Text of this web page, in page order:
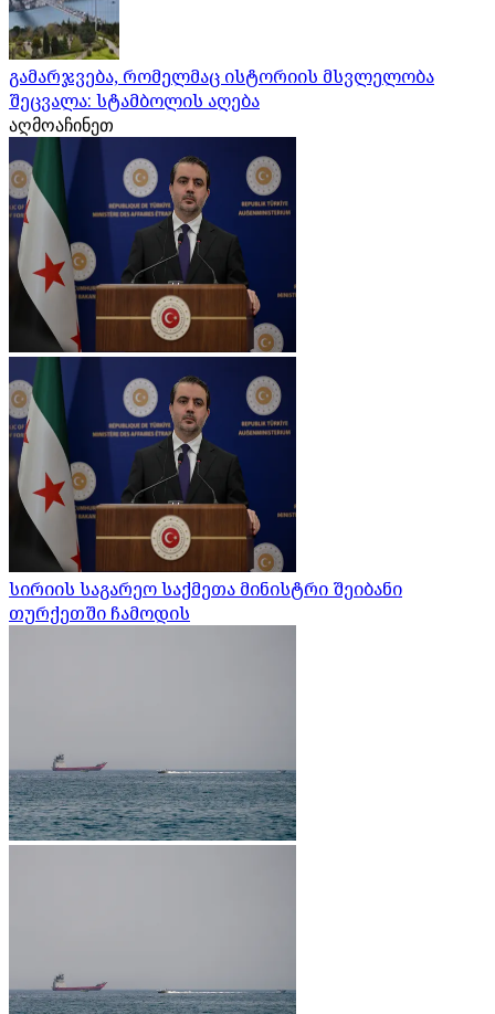
გამარჯვება, რომელმაც ისტორიის მსვლელობა
შეცვალა: სტამბოლის აღება
აღმოაჩინეთ
სირიის საგარეო საქმეთა მინისტრი შეიბანი
თურქეთში ჩამოდის